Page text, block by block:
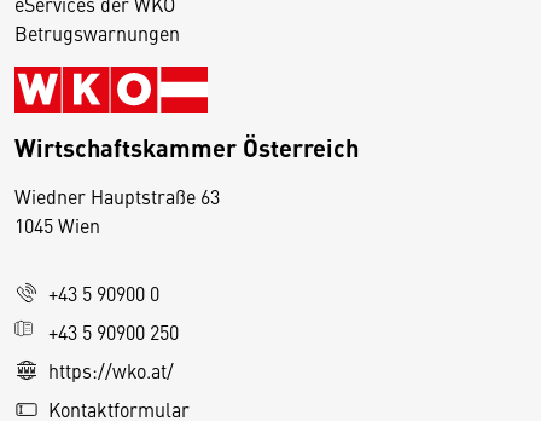
Betrugswarnungen
Wirtschaftskammer Österreich
Wiedner Hauptstraße 63
1045 Wien
+43 5 90900 0
+43 5 90900 250
https://wko.at/
Kontaktformular
D
s
e
S
e